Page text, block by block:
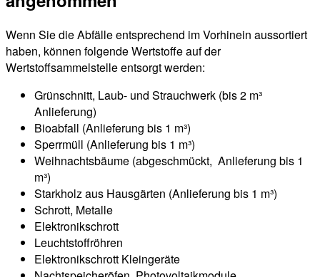
Wenn Sie die Abfälle entsprechend im Vorhinein aussortiert
haben, können folgende Wertstoffe auf der
Wertstoffsammelstelle entsorgt werden:
Grünschnitt, Laub- und Strauchwerk (bis 2 m³
Anlieferung)
Bioabfall (Anlieferung bis 1 m³)
Sperrmüll (Anlieferung bis 1 m³)
Weihnachtsbäume (abgeschmückt, Anlieferung bis 1
m³)
Starkholz aus Hausgärten (Anlieferung bis 1 m³)
Schrott, Metalle
Elektronikschrott
Leuchtstoffröhren
Elektronikschrott Kleingeräte